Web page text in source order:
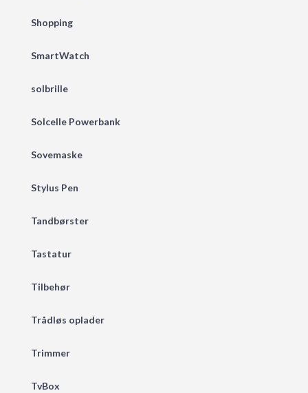
Shopping
SmartWatch
solbrille
Solcelle Powerbank
Sovemaske
Stylus Pen
Tandbørster
Tastatur
Tilbehør
Trådløs oplader
Trimmer
TvBox